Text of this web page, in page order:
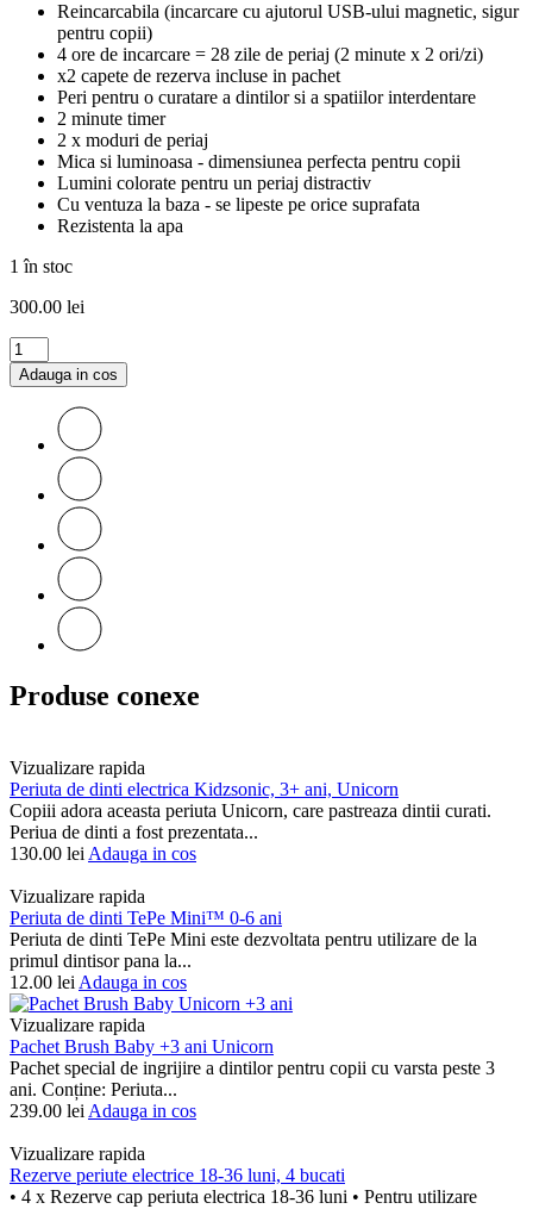
Reincarcabila (incarcare cu ajutorul USB-ului magnetic, sigur
pentru copii)
4 ore de incarcare = 28 zile de periaj (2 minute x 2 ori/zi)
x2 capete de rezerva incluse in pachet
Peri pentru o curatare a dintilor si a spatiilor interdentare
2 minute timer
2 x moduri de periaj
Mica si luminoasa - dimensiunea perfecta pentru copii
Lumini colorate pentru un periaj distractiv
Cu ventuza la baza - se lipeste pe orice suprafata
Rezistenta la apa
1 în stoc
300.00 lei
Adauga in cos
Produse conexe
Vizualizare rapida
Periuta de dinti electrica Kidzsonic, 3+ ani, Unicorn
Copiii adora aceasta periuta Unicorn, care pastreaza dintii curati.
Periua de dinti a fost prezentata...
130.00 lei Adauga in cos
Vizualizare rapida
Periuta de dinti TePe Mini™ 0-6 ani
Periuta de dinti TePe Mini este dezvoltata pentru utilizare de la
primul dintisor pana la...
12.00 lei Adauga in cos
Vizualizare rapida
Pachet Brush Baby +3 ani Unicorn
Pachet special de ingrijire a dintilor pentru copii cu varsta peste 3
ani. Conține: Periuta...
239.00 lei Adauga in cos
Vizualizare rapida
Rezerve periute electrice 18-36 luni, 4 bucati
• 4 x Rezerve cap periuta electrica 18-36 luni • Pentru utilizare